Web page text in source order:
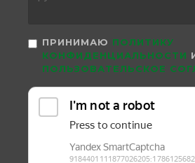
ПРИНИМАЮ ПОЛИТИКУ
КОНФИДЕНЦИАЛЬНОСТИ
ПОЛЬЗОВАТЕЛЬСКОЕ